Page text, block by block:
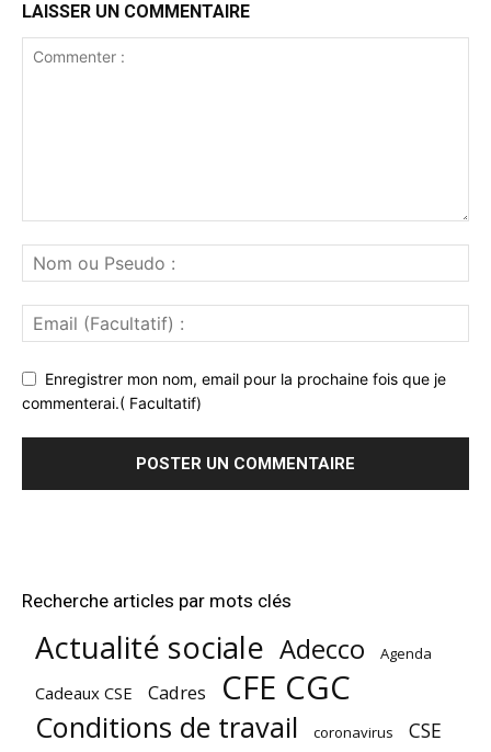
LAISSER UN COMMENTAIRE
Enregistrer mon nom, email pour la prochaine fois que je
commenterai.( Facultatif)
Recherche articles par mots clés
Actualité sociale Adecco Agenda
Cadeaux CSE Cadres CFE CGC
Conditions de travail coronavirus CSE